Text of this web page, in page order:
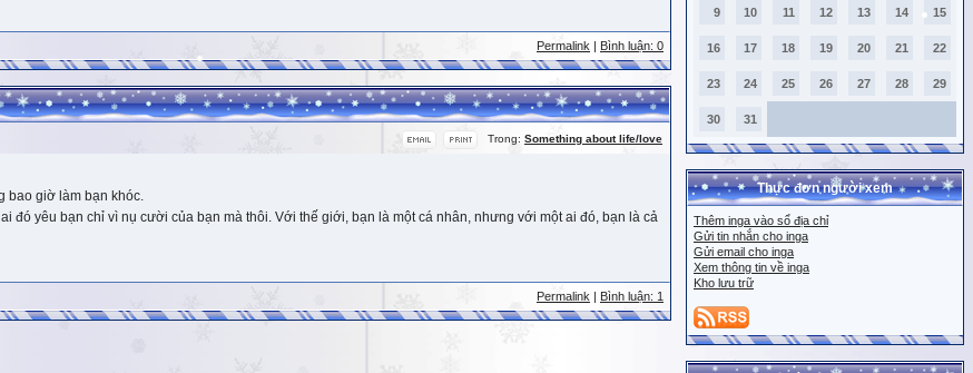
Permalink Bình luận: 0
Trong: Something about life/love
bao giờ làm bạn khóc.
yêu bạn chỉ vì nụ cười của bạn mà thôi. Với thế giới, bạn là một cá nhân, nhưng với một ai đó, bạn là cả
Permalink Bình luận: 1
9 10 11 12 13 14 15
16 17 18 19 20 21 22
23 24 25 26 27 28 29
30 31
Thực đơn người xem
Thêm inga vào sổ địa chỉ
Gửi tin nhắn cho inga
Gửi email cho inga
Xem thông tin về inga
Kho lưu trữ